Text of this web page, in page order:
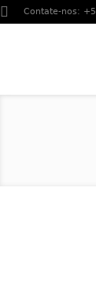
Contate-nos: